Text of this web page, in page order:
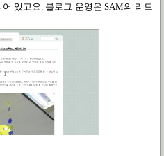
있고요. 블로그 운영은 SAM의 리드